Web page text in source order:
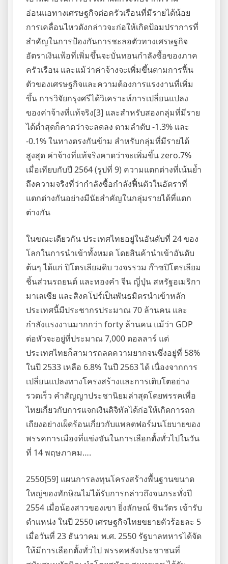
อ่อนแอทางเศรษฐกิจต่อครัวเรือนที่มีรายได้น้อย
การเคลื่อนไหวดังกล่าวจะก่อให้เกิดป้อมปราการที่
สำคัญในการป้องกันการชะลอตัวทางเศรษฐกิจ
อัตราเงินเฟ้อที่เพิ่มขึ้นจะบั่นทอนกำลังซื้อของภาค
ครัวเรือน และแม้ว่าค่าจ้างจะเพิ่มขึ้นตามการฟื้น
ตัวของเศรษฐกิจและความต้องการแรงงานที่เพิ่ม
ขึ้น การวิจัยกรุงศรีได้วิเคราะห์การเปลี่ยนแปลง
ของค่าจ้างที่แท้จริง[3] และสำหรับสองกลุ่มที่มีราย
ได้ต่ำสุดก็คาดว่าจะลดลง ตามลำดับ -1.3% และ
-0.1% ในทางตรงกันข้าม สำหรับกลุ่มที่มีรายได้
สูงสุด ค่าจ้างที่แท้จริงคาดว่าจะเพิ่มขึ้น zero.7%
เมื่อเทียบกับปี 2564 (รูปที่ 9) ความแตกต่างที่เน้นย้ำ
ถึงความจริงที่ว่ากำลังซื้อกำลังฟื้นตัวในอัตราที่
แตกต่างกันอย่างมีนัยสำคัญในกลุ่มรายได้ที่แตก
ต่างกัน
ในขณะเดียวกัน ประเทศไทยอยู่ในอันดับที่ 24 ของ
โลกในการนำเข้าทั้งหมด โดยสินค้านำเข้าอันดับ
ต้นๆ ได้แก่ ปิโตรเลียมดิบ วงจรรวม ก๊าซปิโตรเลียม
ชิ้นส่วนรถยนต์ และทองคำ จีน ญี่ปุ่น สหรัฐอเมริกา
มาเลเซีย และสิงคโปร์เป็นพันธมิตรนำเข้าหลัก
ประเทศนี้มีประชากรประมาณ 70 ล้านคน และ
กำลังแรงงานมากกว่า forty ล้านคน แม้ว่า GDP
ต่อหัวจะอยู่ที่ประมาณ 7,000 ดอลลาร์ แต่
ประเทศไทยก็สามารถลดความยากจนซึ่งอยู่ที่ 58%
ในปี 2533 เหลือ 6.8% ในปี 2563 ได้ เนื่องจากการ
เปลี่ยนแปลงทางโครงสร้างและการเติบโตอย่าง
รวดเร็ว คำสัญญาประชานิยมล่าสุดโดยพรรคเพื่อ
ไทยเกี่ยวกับการแจกเงินดิจิทัลได้ก่อให้เกิดการถก
เถียงอย่างเผ็ดร้อนเกี่ยวกับแพลตฟอร์มนโยบายของ
พรรคการเมืองที่แข่งขันในการเลือกตั้งทั่วไปในวัน
ที่ 14 พฤษภาคม….
2550[59] แผนการลงทุนโครงสร้างพื้นฐานขนาด
ใหญ่ของทักษิณไม่ได้รับการกล่าวถึงจนกระทั่งปี
2554 เมื่อน้องสาวของเขา ยิ่งลักษณ์ ชินวัตร เข้ารับ
ตำแหน่ง ในปี 2550 เศรษฐกิจไทยขยายตัวร้อยละ 5
เมื่อวันที่ 23 ธันวาคม พ.ศ. 2550 รัฐบาลทหารได้จัด
ให้มีการเลือกตั้งทั่วไป พรรคพลังประชาชนที่